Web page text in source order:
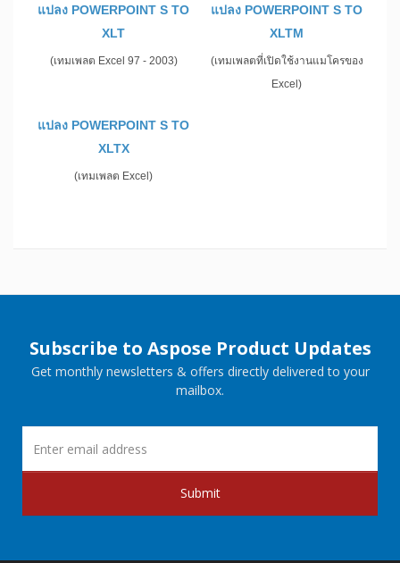
แปลง POWERPOINT S TO
XLT
(เทมเพลต Excel 97 - 2003)
แปลง POWERPOINT S TO
XLTM
(เทมเพลตที่เปิดใช้งานแมโครของ
Excel)
แปลง POWERPOINT S TO
XLTX
(เทมเพลต Excel)
Subscribe to Aspose Product Updates
Get monthly newsletters & offers directly delivered to your
mailbox.
Submit